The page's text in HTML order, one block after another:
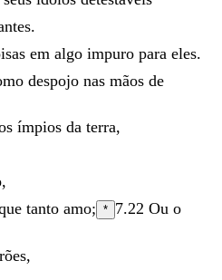
.
em algo impuro para eles.
despojo nas mãos de
ímpios da terra,
,
tanto amo; * 7.22 Ou o
,